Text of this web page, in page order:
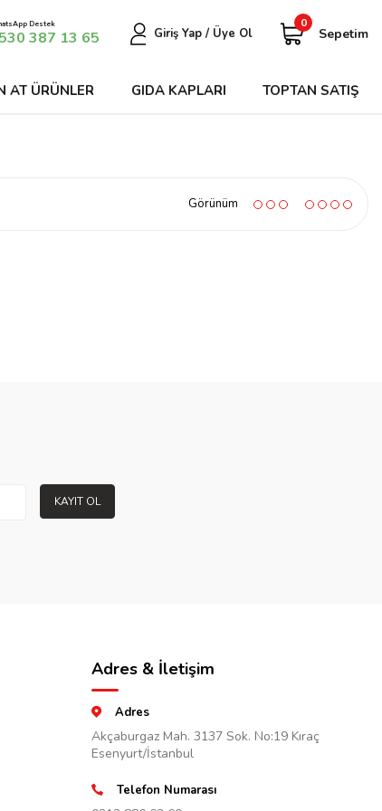
Destek
387 13 65 Giriş Yap / Üye Ol
0
Sepetim
AT ÜRÜNLER GIDA KAPLARI TOPTAN SATIŞ
Görünüm
KAYIT OL
Adres & İletişim
Adres
Akçaburgaz Mah. 3137 Sok. No:19 Kıraç
Esenyurt/İstanbul
Telefon Numarası